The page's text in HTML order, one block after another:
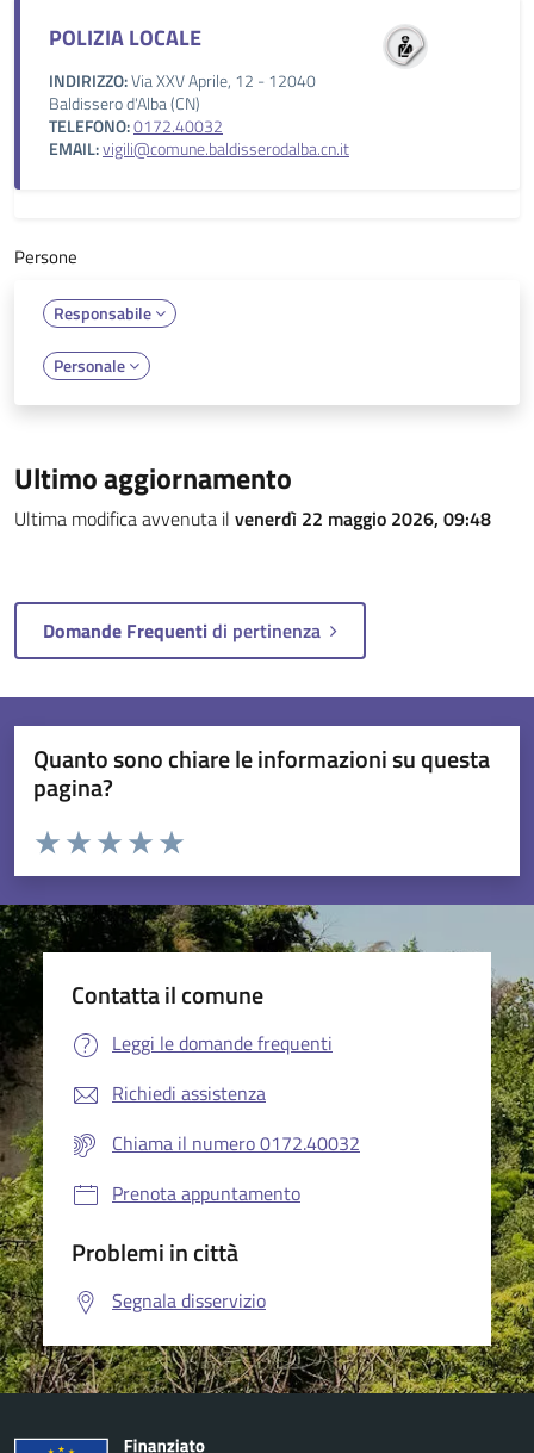
POLIZIA LOCALE
INDIRIZZO:Via XXV Aprile, 12 - 12040
Baldissero d'Alba (CN)
TELEFONO:0172.40032
EMAIL:vigili@comune.baldisserodalba.cn.it
Persone
Responsabile
Personale
Ultimo aggiornamento
Ultima modifica avvenuta il venerdì 22 maggio 2026, 09:48
Domande Frequentidi pertinenza
Quanto sono chiare le informazioni su questa
pagina?
Valuta da 1 a 5 stelle la pagina
Valuta 5 stelle su 5
Valuta 4 stelle su 5
Valuta 3 stelle su 5
Valuta 2 stelle su 5
Valuta 1 stelle su 5
Contatta il comune
Leggi le domande frequenti
Richiedi assistenza
Chiama il numero 0172.40032
Prenota appuntamento
Problemi in città
Segnala disservizio